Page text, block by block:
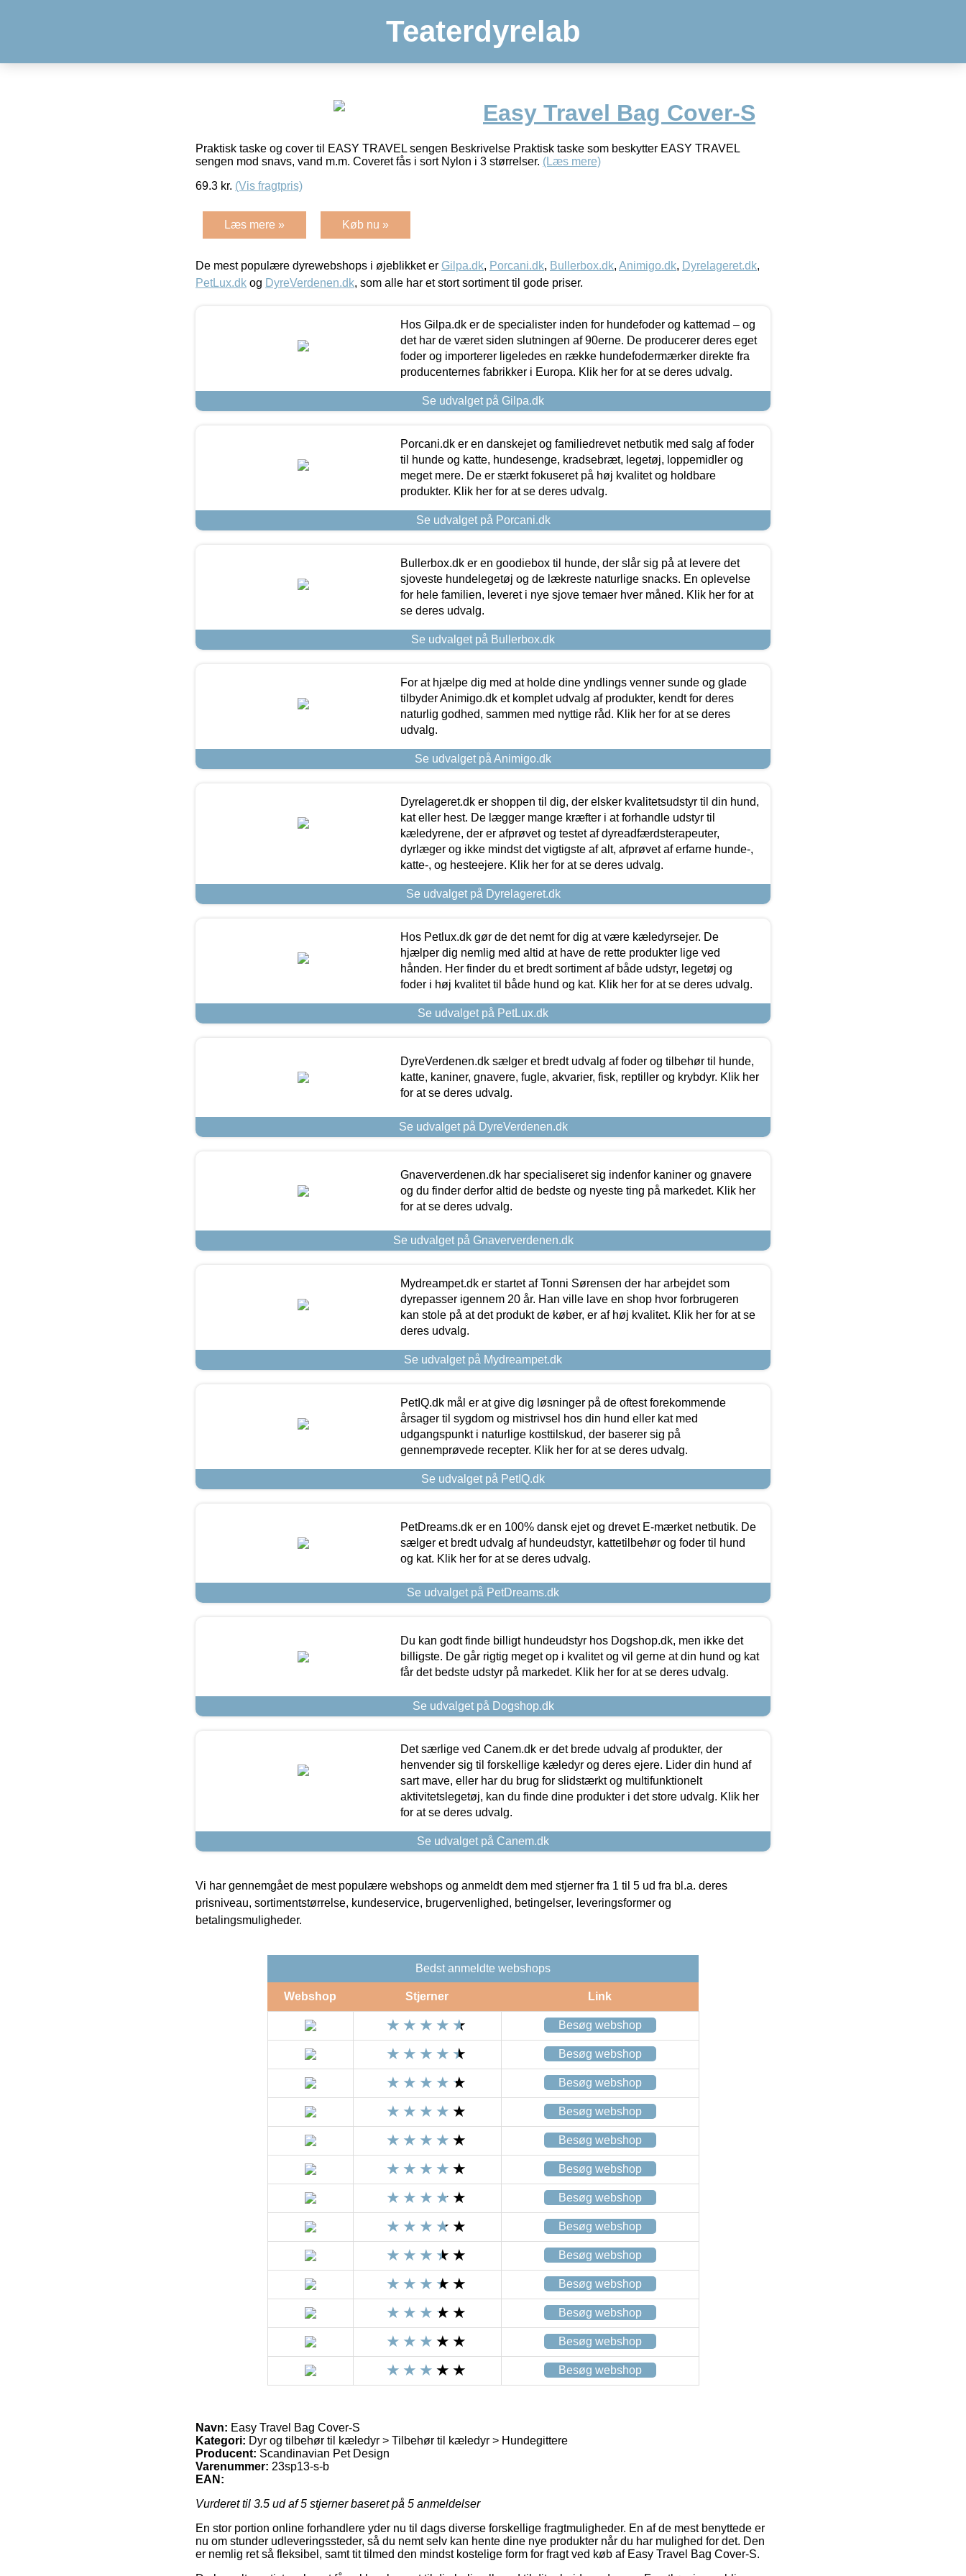
Teaterdyrelab
Easy Travel Bag Cover-S
Praktisk taske og cover til EASY TRAVEL sengen Beskrivelse Praktisk taske som beskytter EASY TRAVEL
sengen mod snavs, vand m.m. Coveret fås i sort Nylon i 3 størrelser. (Læs mere)
69.3 kr. (Vis fragtpris)
Læs mere » Køb nu »
De mest populære dyrewebshops i øjeblikket er Gilpa.dk, Porcani.dk, Bullerbox.dk, Animigo.dk, Dyrelageret.dk,
PetLux.dk og DyreVerdenen.dk, som alle har et stort sortiment til gode priser.
Hos Gilpa.dk er de specialister inden for hundefoder og kattemad – og
det har de været siden slutningen af 90erne. De producerer deres eget
foder og importerer ligeledes en række hundefodermærker direkte fra
producenternes fabrikker i Europa. Klik her for at se deres udvalg.
Se udvalget på Gilpa.dk
Porcani.dk er en danskejet og familiedrevet netbutik med salg af foder
til hunde og katte, hundesenge, kradsebræt, legetøj, loppemidler og
meget mere. De er stærkt fokuseret på høj kvalitet og holdbare
produkter. Klik her for at se deres udvalg.
Se udvalget på Porcani.dk
Bullerbox.dk er en goodiebox til hunde, der slår sig på at levere det
sjoveste hundelegetøj og de lækreste naturlige snacks. En oplevelse
for hele familien, leveret i nye sjove temaer hver måned. Klik her for at
se deres udvalg.
Se udvalget på Bullerbox.dk
For at hjælpe dig med at holde dine yndlings venner sunde og glade
tilbyder Animigo.dk et komplet udvalg af produkter, kendt for deres
naturlig godhed, sammen med nyttige råd. Klik her for at se deres
udvalg.
Se udvalget på Animigo.dk
Dyrelageret.dk er shoppen til dig, der elsker kvalitetsudstyr til din hund,
kat eller hest. De lægger mange kræfter i at forhandle udstyr til
kæledyrene, der er afprøvet og testet af dyreadfærdsterapeuter,
dyrlæger og ikke mindst det vigtigste af alt, afprøvet af erfarne hunde-,
katte-, og hesteejere. Klik her for at se deres udvalg.
Se udvalget på Dyrelageret.dk
Hos Petlux.dk gør de det nemt for dig at være kæledyrsejer. De
hjælper dig nemlig med altid at have de rette produkter lige ved
hånden. Her finder du et bredt sortiment af både udstyr, legetøj og
foder i høj kvalitet til både hund og kat. Klik her for at se deres udvalg.
Se udvalget på PetLux.dk
DyreVerdenen.dk sælger et bredt udvalg af foder og tilbehør til hunde,
katte, kaniner, gnavere, fugle, akvarier, fisk, reptiller og krybdyr. Klik her
for at se deres udvalg.
Se udvalget på DyreVerdenen.dk
Gnaververdenen.dk har specialiseret sig indenfor kaniner og gnavere
og du finder derfor altid de bedste og nyeste ting på markedet. Klik her
for at se deres udvalg.
Se udvalget på Gnaververdenen.dk
Mydreampet.dk er startet af Tonni Sørensen der har arbejdet som
dyrepasser igennem 20 år. Han ville lave en shop hvor forbrugeren
kan stole på at det produkt de køber, er af høj kvalitet. Klik her for at se
deres udvalg.
Se udvalget på Mydreampet.dk
PetIQ.dk mål er at give dig løsninger på de oftest forekommende
årsager til sygdom og mistrivsel hos din hund eller kat med
udgangspunkt i naturlige kosttilskud, der baserer sig på
gennemprøvede recepter. Klik her for at se deres udvalg.
Se udvalget på PetIQ.dk
PetDreams.dk er en 100% dansk ejet og drevet E-mærket netbutik. De
sælger et bredt udvalg af hundeudstyr, kattetilbehør og foder til hund
og kat. Klik her for at se deres udvalg.
Se udvalget på PetDreams.dk
Du kan godt finde billigt hundeudstyr hos Dogshop.dk, men ikke det
billigste. De går rigtig meget op i kvalitet og vil gerne at din hund og kat
får det bedste udstyr på markedet. Klik her for at se deres udvalg.
Se udvalget på Dogshop.dk
Det særlige ved Canem.dk er det brede udvalg af produkter, der
henvender sig til forskellige kæledyr og deres ejere. Lider din hund af
sart mave, eller har du brug for slidstærkt og multifunktionelt
aktivitetslegetøj, kan du finde dine produkter i det store udvalg. Klik her
for at se deres udvalg.
Se udvalget på Canem.dk
Vi har gennemgået de mest populære webshops og anmeldt dem med stjerner fra 1 til 5 ud fra bl.a. deres
prisniveau, sortimentstørrelse, kundeservice, brugervenlighed, betingelser, leveringsformer og
betalingsmuligheder.
Bedst anmeldte webshops
Webshop Stjerner Link
Besøg webshop
Besøg webshop
Besøg webshop
Besøg webshop
Besøg webshop
Besøg webshop
Besøg webshop
Besøg webshop
Besøg webshop
Besøg webshop
Besøg webshop
Besøg webshop
Besøg webshop
Navn: Easy Travel Bag Cover-S
Kategori: Dyr og tilbehør til kæledyr > Tilbehør til kæledyr > Hundegittere
Producent: Scandinavian Pet Design
Varenummer: 23sp13-s-b
EAN:
Vurderet til 3.5 ud af 5 stjerner baseret på 5 anmeldelser
En stor portion online forhandlere yder nu til dags diverse forskellige fragtmuligheder. En af de mest benyttede er
nu om stunder udleveringssteder, så du nemt selv kan hente dine nye produkter når du har mulighed for det. Den
er nemlig ret så fleksibel, samt tit tilmed den mindst kostelige form for fragt ved køb af Easy Travel Bag Cover-S.